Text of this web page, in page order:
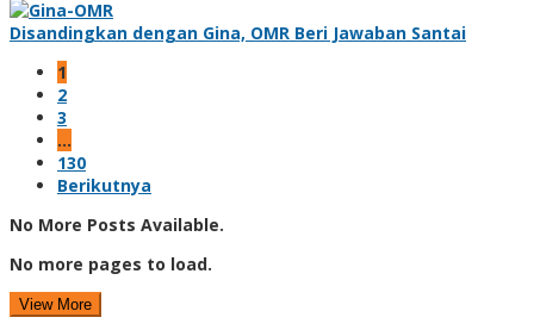
Disandingkan dengan Gina, OMR Beri Jawaban Santai
1
2
3
…
130
Berikutnya
No More Posts Available.
No more pages to load.
View More